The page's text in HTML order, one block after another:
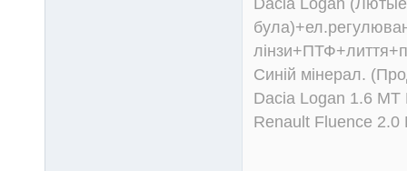
Dacia Logan
Синій мінерал.
Dacia Logan 1.6 MT
Renault Fluence